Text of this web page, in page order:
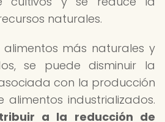
naturales.
más naturales y
se puede disminuir la
con la producción
industrializados.
a la reducción de